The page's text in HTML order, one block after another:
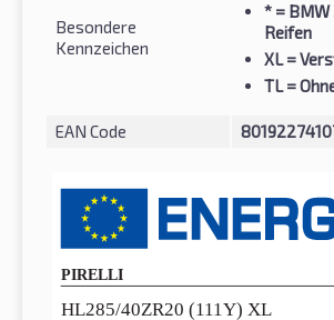
Besondere
Kennzeichen
* =
Reifen
XL=
TL=
EAN Code